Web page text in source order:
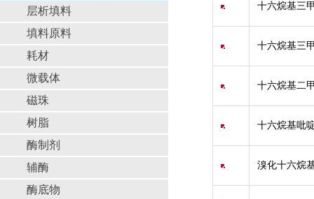
层析填料
填料原料
耗材
微载体
磁珠
树脂
酶制剂
辅酶
酶底物
十六烷基三
十六烷基三
十六烷基二
十六烷基吡
溴化十六烷